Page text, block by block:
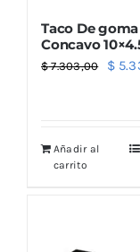
Taco De goma
Concavo
$7.303,00
El
$
Añadir al
carrito